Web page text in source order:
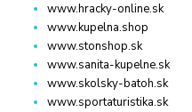
www.hracky-online.sk
www.kupelna.shop
www.stonshop.sk
www.sanita-kupelne.sk
www.skolsky-batoh.sk
www.sportaturistika.sk